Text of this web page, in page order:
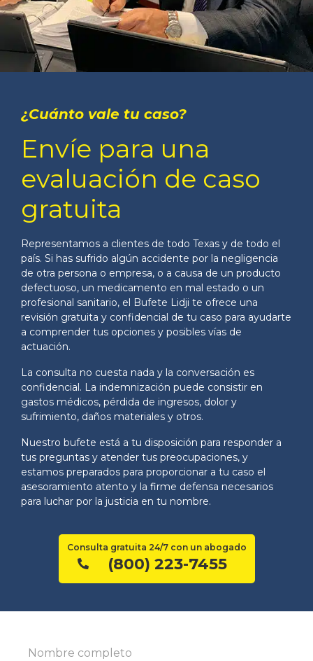
¿Cuánto vale tu caso?
Envíe para una
evaluación de caso
gratuita
Representamos a clientes de todo Texas y de todo el
país. Si has sufrido algún accidente por la negligencia
de otra persona o empresa, o a causa de un producto
defectuoso, un medicamento en mal estado o un
profesional sanitario, el Bufete Lidji te ofrece una
revisión gratuita y confidencial de tu caso para ayudarte
a comprender tus opciones y posibles vías de
actuación.
La consulta no cuesta nada y la conversación es
confidencial. La indemnización puede consistir en
gastos médicos, pérdida de ingresos, dolor y
sufrimiento, daños materiales y otros.
Nuestro bufete está a tu disposición para responder a
tus preguntas y atender tus preocupaciones, y
estamos preparados para proporcionar a tu caso el
asesoramiento atento y la firme defensa necesarios
para luchar por la justicia en tu nombre.
Consulta gratuita 24/7 con un abogado
(800) 223-7455